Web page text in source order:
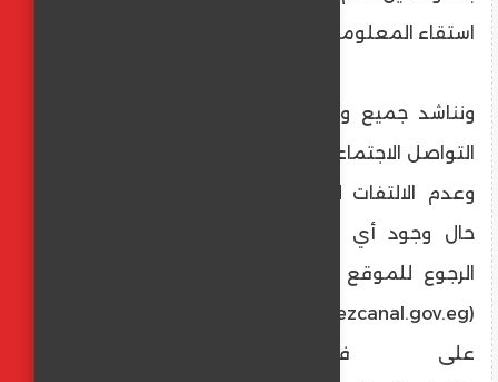
استقاء المعلومات من مصادرها الموثوقة.
ونناشد جميع وسائل الإعلام ومرتادي مواقع
التواصل الاجتماعي تحري الدقة فيما يتم نشره،
وعدم الالتفات للأخبار مجهولة المصدر، وفي
حال وجود أي استفسارات بهذا الشأن يرجى
الرجوع للموقع الرسمي لهيئة قناة السويس
على فيس بوك (